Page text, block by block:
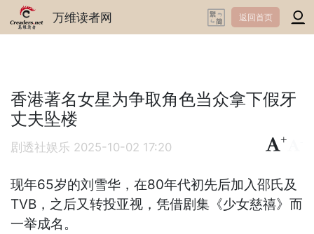
万维读者网 返回首页
香港著名女星为争取角色当众拿下假牙
丈夫坠楼
剧透社娱乐 2025-10-02 17:20
+
现年65岁的刘雪华，在80年代初先后加入邵氏及
TVB，之后又转投亚视，凭借剧集《少女慈禧》而
一举成名。